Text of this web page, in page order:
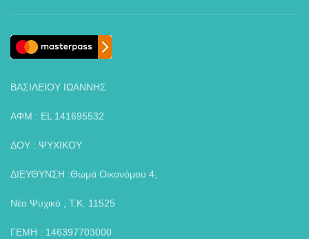
ΒΑΣΙΛΕΙΟΥ ΙΩΑΝΝΗΣ
ΑΦΜ : EL 141695532
ΔΟΥ : ΨΥΧΙΚΟΥ
ΔΙΕΥΘΥΝΣΗ :Θωμά Οικονόμου 4,
Νέο Ψυχικό , Τ.Κ. 11525
ΓΕΜΗ : 146397703000